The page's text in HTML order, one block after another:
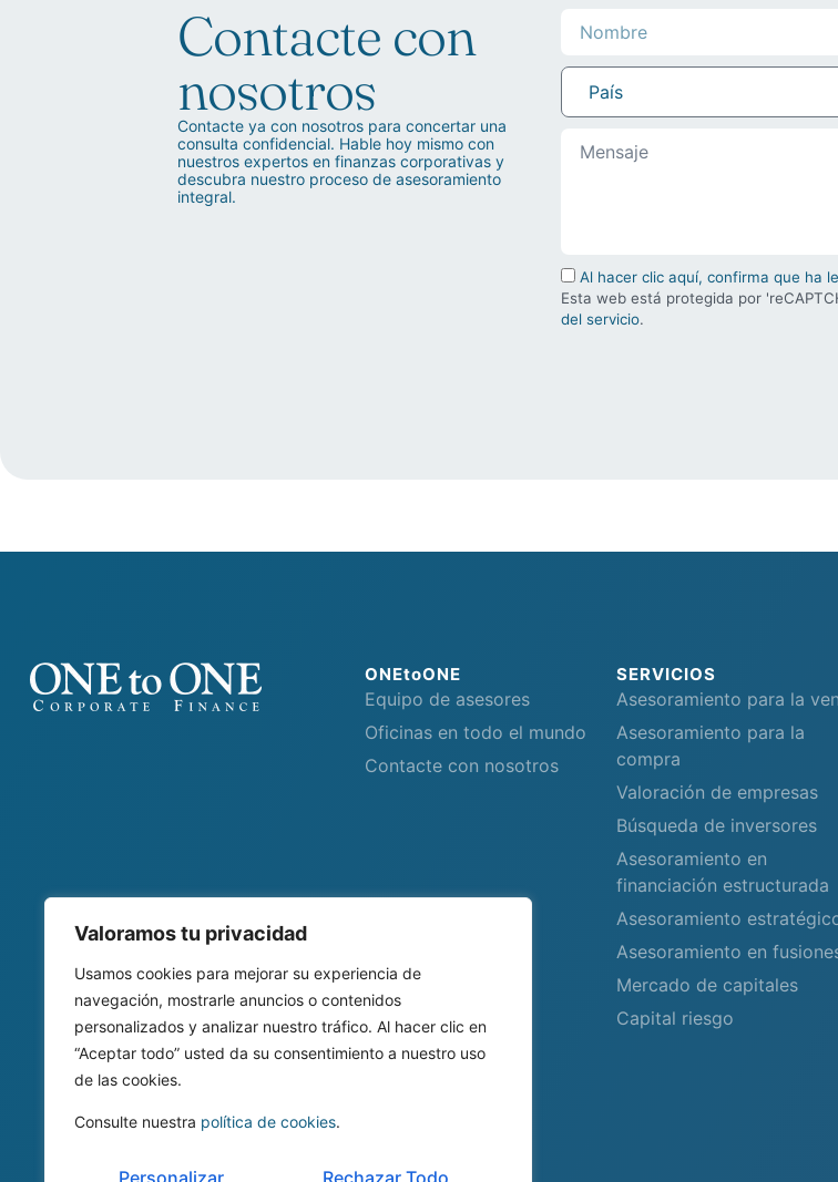
Valoramos tu privacidad
Usamos cookies para mejorar su experiencia de
navegación, mostrarle anuncios o contenidos
personalizados y analizar nuestro tráfico. Al hacer clic en
“Aceptar todo” usted da su consentimiento a nuestro uso
de las cookies.
Consulte nuestra política de cookies.
Personalizar Rechazar Todo
Contacte con
nosotros
Contacte ya con nosotros para concertar una
consulta confidencial. Hable hoy mismo con
nuestros expertos en finanzas corporativas y
descubra nuestro proceso de asesoramiento
integral.
País
Al hacer clic aquí, confirma que ha
Esta web está protegida por
del servicio.
ONEtoONE
Equipo de asesores
Oficinas en todo el mundo
Contacte con nosotros
SERVICIOS
Asesoramiento para la
Asesoramiento para la
compra
Valoración de empresas
Búsqueda de inversores
Asesoramiento en
financiación estructurada
Asesoramiento
Asesoramiento en
Mercado de capitales
Capital riesgo